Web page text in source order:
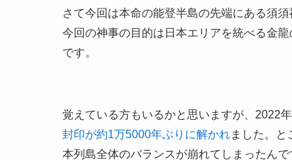
さて今回は本命の能登半島の先端にある須
今回の神事の目的は日本エリアを統べる金
です。
覚えている方もいるかと思いますが、2022
封印が約1万5000年ぶりに解かれました。と
本列島全体のバランスが崩れてしまったんで